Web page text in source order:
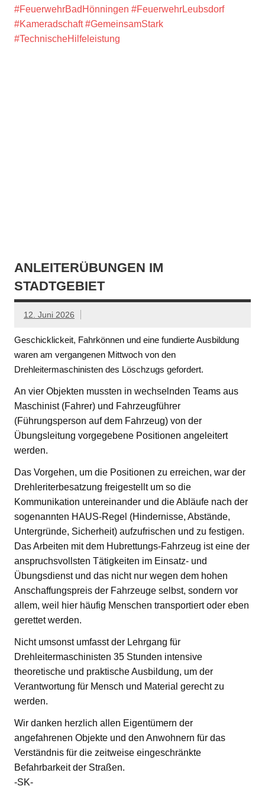
#FeuerwehrBadHönningen #FeuerwehrLeubsdorf
#Kameradschaft #GemeinsamStark
#TechnischeHilfeleistung
ANLEITERÜBUNGEN IM
STADTGEBIET
12. Juni 2026
Geschicklickeit, Fahrkönnen und eine fundierte Ausbildung
waren am vergangenen Mittwoch von den
Drehleitermaschinisten des Löschzugs gefordert.
An vier Objekten mussten in wechselnden Teams aus
Maschinist (Fahrer) und Fahrzeugführer
(Führungsperson auf dem Fahrzeug) von der
Übungsleitung vorgegebene Positionen angeleitert
werden.
Das Vorgehen, um die Positionen zu erreichen, war der
Drehleriterbesatzung freigestellt um so die
Kommunikation untereinander und die Abläufe nach der
sogenannten HAUS-Regel (Hindernisse, Abstände,
Untergründe, Sicherheit) aufzufrischen und zu festigen.
Das Arbeiten mit dem Hubrettungs-Fahrzeug ist eine der
anspruchsvollsten Tätigkeiten im Einsatz- und
Übungsdienst und das nicht nur wegen dem hohen
Anschaffungspreis der Fahrzeuge selbst, sondern vor
allem, weil hier häufig Menschen transportiert oder eben
gerettet werden.
Nicht umsonst umfasst der Lehrgang für
Drehleitermaschinisten 35 Stunden intensive
theoretische und praktische Ausbildung, um der
Verantwortung für Mensch und Material gerecht zu
werden.
Wir danken herzlich allen Eigentümern der
angefahrenen Objekte und den Anwohnern für das
Verständnis für die zeitweise eingeschränkte
Befahrbarkeit der Straßen.
-SK-